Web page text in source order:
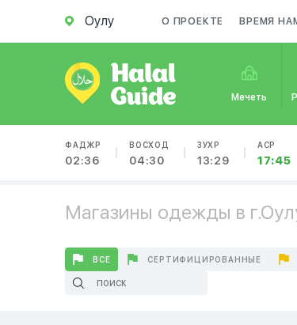
Оулу О ПРОЕКТЕ ВРЕМЯ
Мечеть
ФАДЖР
02:36
ВОСХОД
04:30
ЗУХР
13:29
АСР
17:45
Магазины одежды в
ВСЕ СЕРТИФИЦИРОВАННЫЕ